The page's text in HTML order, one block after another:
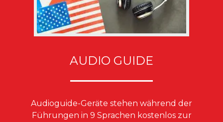
AUDIO GUIDE
Audioguide-Geräte stehen während der
Führungen in 9 Sprachen kostenlos zur